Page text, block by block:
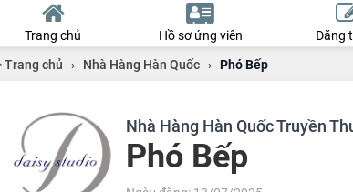
Trang chủ Hồ sơ ứng viên Đăng
Trang chủ › Nhà Hàng Hàn Quốc › Phó Bếp
Nhà Hàng Hàn Quốc Truyền
Phó Bếp